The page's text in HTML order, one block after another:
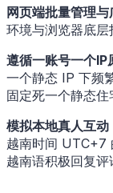
网页端批量管理与
环境与浏览器底层
遵循一账号一个IP
一个静态 IP 下频
固定死一个静态住
模拟本地真人互动
越南时间 UTC+7
越南语积极回复评